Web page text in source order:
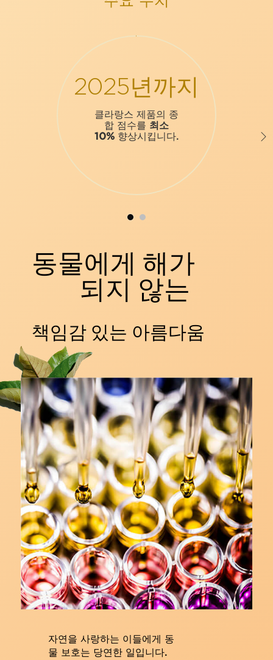
2025년까지
클라랑스 제품의 종
합 점수를 최소
10%향상시킵니다.
동물에게 해가
되지 않는
책임감 있는 아름다움
자연을 사랑하는 이들에게 동
물 보호는 당연한 일입니다.